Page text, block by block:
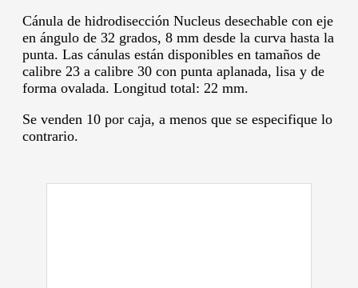
Cánula de hidrodisección Nucleus desechable con eje
en ángulo de 32 grados, 8 mm desde la curva hasta la
punta. Las cánulas están disponibles en tamaños de
calibre 23 a calibre 30 con punta aplanada, lisa y de
forma ovalada. Longitud total: 22 mm.
Se venden 10 por caja, a menos que se especifique lo
contrario.